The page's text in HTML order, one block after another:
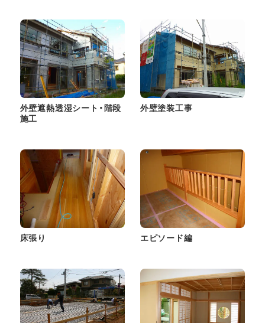
外壁遮熱透湿シート・階段
施工
外壁塗装工事
床張り エピソード編